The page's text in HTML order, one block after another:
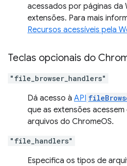
acessados por páginas da
extensões. Para mais
Recursos acessíveis pela
Teclas opcionais do
"file_browser_handlers"
Dá acesso à API
que as extensões
arquivos do ChromeOS.
"file_handlers"
Especifica os tipos de